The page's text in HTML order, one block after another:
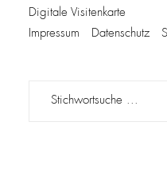
Digitale Visitenkarte
Impressum
Datenschutz